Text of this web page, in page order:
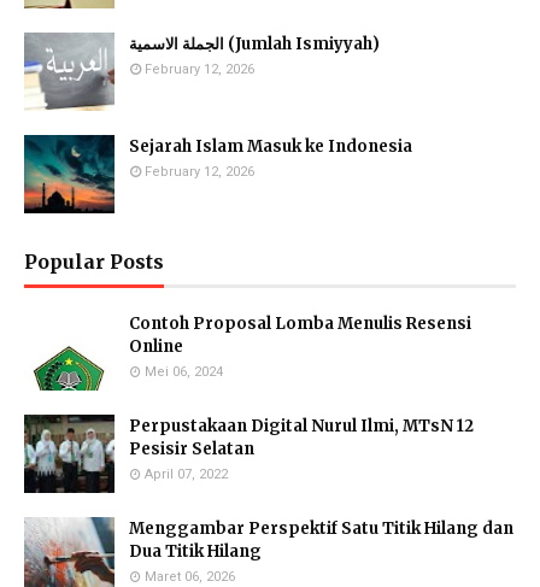
الجملة الاسمية (Jumlah Ismiyyah)
February 12, 2026
Sejarah Islam Masuk ke Indonesia
February 12, 2026
Popular Posts
Contoh Proposal Lomba Menulis Resensi
Online
Mei 06, 2024
Perpustakaan Digital Nurul Ilmi, MTsN 12
Pesisir Selatan
April 07, 2022
Menggambar Perspektif Satu Titik Hilang dan
Dua Titik Hilang
Maret 06, 2026